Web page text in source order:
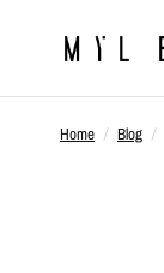
Home / Blog /